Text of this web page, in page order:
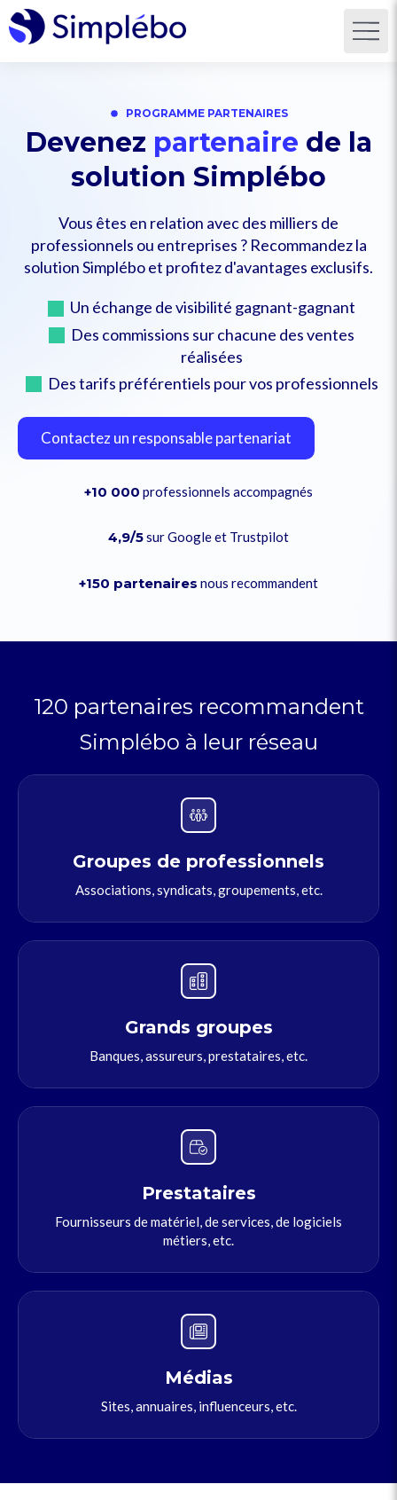
PROGRAMME PARTENAIRES
Devenez partenaire de la
solution Simplébo
Vous êtes en relation avec des milliers de
professionnels ou entreprises ? Recommandez la
solution Simplébo et profitez d'avantages exclusifs.
Un échange de visibilité gagnant-gagnant
Des commissions sur chacune des ventes
réalisées
Des tarifs préférentiels pour vos professionnels
Contactez un responsable partenariat
+10 000 professionnels accompagnés
4,9/5sur Google et Trustpilot
+150 partenaires nous recommandent
120 partenaires recommandent
Simplébo à leur réseau
Groupes de professionnels
Associations, syndicats, groupements, etc.
Grands groupes
Banques, assureurs, prestataires, etc.
Prestataires
Fournisseurs de matériel, de services, de logiciels
métiers, etc.
Médias
Sites, annuaires, influenceurs, etc.